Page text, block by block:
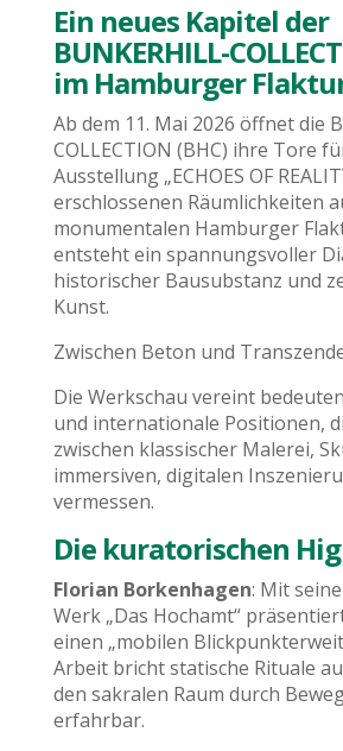
Ein neues Kapitel der
BUNKERHILL-
im Hamburger
Ab dem 11. Mai 2026 öffnet die
COLLECTION (BHC) ihre Tore
Ausstellung „ECHOES OF
erschlossenen Räumlichkeiten
monumentalen Hamburger
entsteht ein spannungsvoller
historischer Bausubstanz und
Kunst.
Zwischen Beton und
Die Werkschau vereint
und internationale Positionen,
zwischen klassischer Malerei,
immersiven, digitalen
vermessen.
Die kuratorischen
Florian Borkenhagen: Mit
Werk „Das Hochamt“
einen „mobilen
Arbeit bricht statische Rituale
den sakralen Raum durch
erfahrbar.